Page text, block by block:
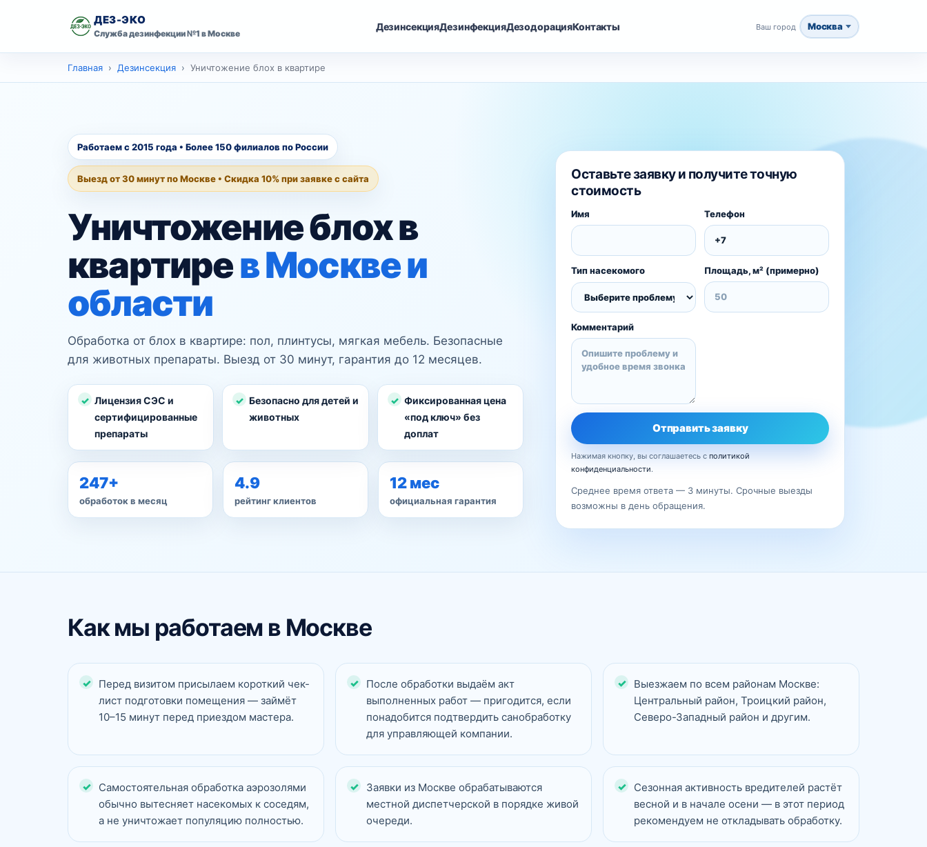
ДЕЗ-ЭКО
Служба дезинфекции №1 в Москве
ДезинсекцияДезинфекцияДезодорацияКонтакты Ваш город Москва
Дезинфекция
Дезодорация
Главная Дезинсекция Уничтожение блох в квартире
Работаем с 2015 года • Более 150 филиалов по России
Выезд от 30 минут по Москве • Скидка 10% при заявке с сайта
Уничтожение блох в
квартирев Москве и
области
Обработка от блох в квартире: пол, плинтусы, мягкая мебель. Безопасные
для животных препараты. Выезд от 30 минут, гарантия до 12 месяцев.
Лицензия СЭС и
сертифицированные
препараты
Безопасно для детей и
животных
Фиксированная цена
«под ключ» без
доплат
247+
обработок в месяц
4.9
рейтинг клиентов
12 мес
официальная гарантия
Оставьте заявку и получите точную
стоимость
Имя Телефон
Тип насекомого Площадь, м² (примерно)
Комментарий
Отправить заявку
Нажимая кнопку, вы соглашаетесь сполитикой
конфиденциальности.
Среднее время ответа — 3 минуты. Срочные выезды
возможны в день обращения.
Как мы работаем в Москве
Перед визитом присылаем короткий чек-
лист подготовки помещения — займёт
10–15 минут перед приездом мастера.
После обработки выдаём акт
выполненных работ — пригодится, если
понадобится подтвердить санобработку
для управляющей компании.
Выезжаем по всем районам Москве:
Центральный район, Троицкий район,
Северо-Западный район и другим.
Самостоятельная обработка аэрозолями
обычно вытесняет насекомых к соседям,
а не уничтожает популяцию полностью.
Заявки из Москве обрабатываются
местной диспетчерской в порядке живой
очереди.
Сезонная активность вредителей растёт
весной и в начале осени — в этот период
рекомендуем не откладывать обработку.
скидку 10% на
первую обработку
Телефон